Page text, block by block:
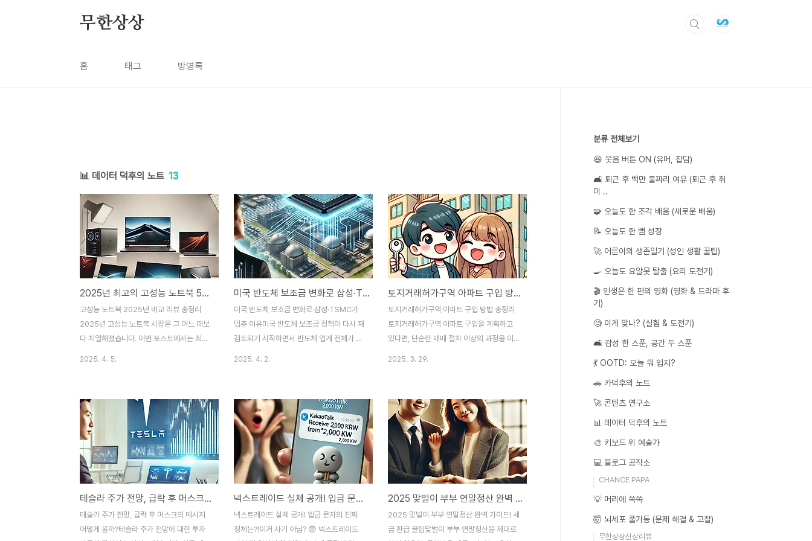
무한상상
홈 태그 방명록
📊 데이터 덕후의 노트 13
2025년 최고의 고성능 노트북 5종 비교
고성능 노트북 2025년 비교 리뷰 총정리
2025년 고성능 노트북 시장은 그 어느 때보
다 치열해졌습니다. 이번 포스트에서는 최신
상도를 제공하는 LG 그램 17은 휴대성과 화
면 크기를 모두 만족시키는 모델입니다. 문서
작업과 영상 소비에 강력 추천됩니다.2. 삼성
갤럭시북 4 프로AMOLED 터치 디스플레이
가 압도적이며, 삼성 기기들과의 연동성 또한
뛰어납니다. 특히 색감 표현력과 생동감은 디
자이너나 영상 편집자에게 최적입니다.3.
ASUS ROG 제피러스 G14라이젠 8000
시리즈와 OLED 120Hz 디스플레이 조합..
2025. 4. 5.
미국 반도체 보조금 변화로 삼성·TSMC가 멈춘 이유
미국 반도체 보조금 변화로 삼성·TSMC가
멈춘 이유미국 반도체 보조금 정책이 다시 재
검토되기 시작하면서 반도체 업계 전체가 흔
해 조건을 원점에서 재검토하겠다고 밝혔어
요. 그동안 약속되었던 지원금이 노동 조건,
세금 감면, 기술 유출 방지 조항 등 새로운 조
건에 따라 지급이 지연되거나 변경될 수 있다
는 의미예요.이 변화의 배경에는 미국의 정치
적 예산 갈등, 보호무역 강화, 자국 고용 확대
등 다양한 요인이 섞여 있어요. 결과적으로
미국 상무부는 기존 보조금 정책을 수정해
‘조건부 지급’ 형태로 전환할 가능성이 커졌
2025. 4. 2.
토지거래허가구역 아파트 구입 방법 총정리
토지거래허가구역 아파트 구입 방법 총정리
토지거래허가구역 아파트 구입을 계획하고
있다면, 단순한 매매 절차 이상의 과정을 이
이 반드시 알아야 할 토지거래허가구역 아파
트 구입의 전체 프로세스를 소개합니다. 1. 토
지거래허가구역이란?토지거래허가구역은 특
정 지역의 부동산 투기를 방지하기 위해 정부
가 지정한 구역으로, 일정 면적 이상의 토지
를 거래할 때 관할 지자체의 허가를 받아야
하는 제도입니다. 주거용 아파트도 토지 지분
면적이 일정 기준을 초과하면 이 제도의 적용
을 받습니다.2. 토지거래허가구역 아파트 구
2025. 3. 29.
테슬라 주가 전망, 급락 후 머스크의 메시지 어떻게 볼까?
테슬라 주가 전망, 급락 후 머스크의 메시지
어떻게 볼까?테슬라 주가 전망에 대한 투자
넥스트레이드 실체 공개! 입금 문자의 진짜 정체는?!
넥스트레이드 실체 공개! 입금 문자의 진짜
정체는?!이거 사기 아님? 😨 넥스트레이드
2025 맞벌이 부부 연말정산 완벽 가이드! 세금 환급 꿀팁
2025 맞벌이 부부 연말정산 완벽 가이드! 세
금 환급 꿀팁맞벌이 부부 연말정산을 제대로
분류 전체보기
😆 웃음 버튼 ON (유머, 잡담)
🛋️ 퇴근 후 백만 불짜리 여유 (퇴근 후 취
미 ..
🧩 오늘도 한 조각 배움 (새로운 배움)
📝 오늘도 한 뼘 성장
🚀 어른이의 생존일기 (성인 생활 꿀팁)
🍳 오늘도 요알못 탈출 (요리 도전기)
🎬 인생은 한 편의 영화 (영화 & 드라마 후
기)
🧐 이게 맞나? (실험 & 도전기)
🛋️ 감성 한 스푼, 공간 두 스푼
💃 OOTD: 오늘 뭐 입지?
🚗 카덕후의 노트
🚀 콘텐츠 연구소
📊 데이터 덕후의 노트
🎨 키보드 위 예술가
💻 블로그 공작소
CHANCE PAPA
💡 머리에 쏙쏙
🤯 뇌세포 풀가동 (문제 해결 & 고찰)
무한상상신상리뷰